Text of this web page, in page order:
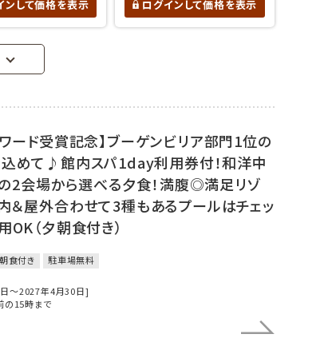
ンして価格を表示 ログインして価格を表示
ード受賞記念】ブーゲンビリア部門1位の
めて♪館内スパ1day利用券付！和洋中
2会場から選べる夕食！満腹◎満足リゾ
＆屋外合わせて3種もあるプールはチェッ
OK（夕朝食付き）
食付き 駐車場無料
～2027年4月30日]
の15時まで